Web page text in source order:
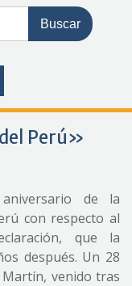
Perú»
de la
con respecto al
que la
después. Un 28
Martín, venido tras